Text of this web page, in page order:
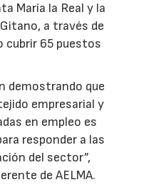
María la Real y la
a través de
cubrir 65 puestos
demostrando que
empresarial y
en empleo es
responder a las
del sector”,
de AELMA.